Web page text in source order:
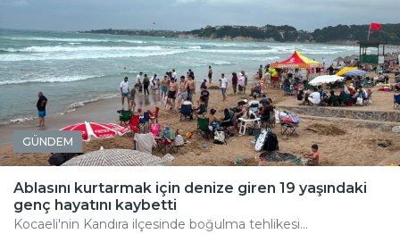
GÜNDEM
Ablasını kurtarmak için denize giren 19 yaşındaki
genç hayatını kaybetti
Kocaeli'nin Kandıra ilçesinde boğulma tehlikesi...